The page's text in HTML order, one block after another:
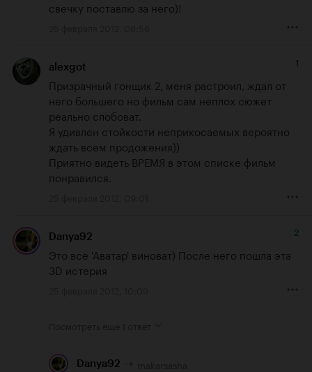
свечку поставлю за него)!
alexgot 1
Призрачный гонщик 2, меня растроил, ждал от
него большего но фильм сам неплох сюжет
реально слобоват.
Я удивлен стойкости неприкосаемых вероятно
ждать всем продожения))
Приятно видеть ВРЕМЯ в этом списке фильм
понравился.
Danya92 2
Это все 'Аватар' виноват) После него пошла эта
3D истерия
Danya92